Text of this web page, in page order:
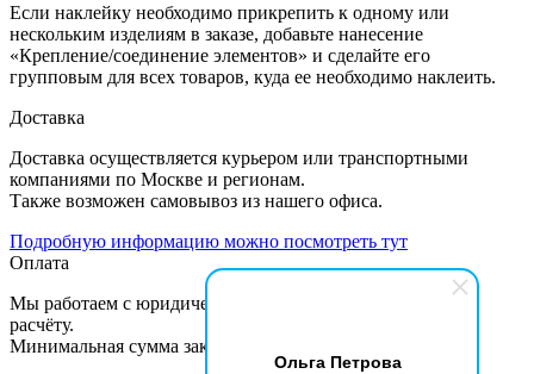
Ольга Петрова
Если наклейку необходимо прикрепить к одному или
нескольким изделиям в заказе, добавьте нанесение
«Крепление/соединение элементов» и сделайте его
групповым для всех товаров, куда ее необходимо наклеить.
Доставка
Доставка осуществляется курьером или транспортными
компаниями по Москве и регионам.
Также возможен самовывоз из нашего офиса.
Подробную информацию можно посмотреть тут
Оплата
Мы работаем с юридическими лицами по безналичному
расчёту.
Минимальная сумма заказа 40 000 руб.